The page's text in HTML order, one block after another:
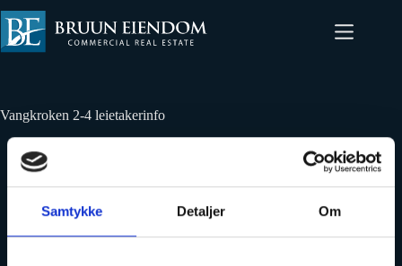
Samtykke Detaljer Om
Vangkroken 2-4 leietakerinfo
Legg til din overskrift her
elit tellus, luctus nec ullamcorper mattis, pulvinar dapibus